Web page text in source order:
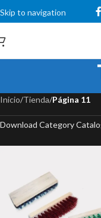
Skip to navigation
Skip to main content
Inicio/Tienda/Página 11
Download Category